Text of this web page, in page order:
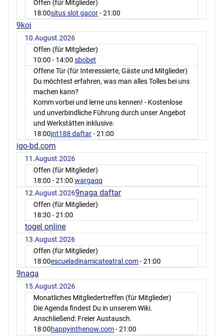
Offen (für Mitglieder)
18:00situs slot gacor- 21:00
9koi
10.August.2026
Offen (für Mitglieder)
10:00 - 14:00 sbobet
Offene Tür (für Interessierte, Gäste und Mitglieder)
Du möchtest erfahren, was man alles Tolles bei uns
machen kann?
Komm vorbei und lerne uns kennen! - Kostenlose
und unverbindliche Führung durch unser Angebot
und Werkstätten inklusive.
18:00jnt188 daftar- 21:00
igo-bd.com
11.August.2026
Offen (für Mitglieder)
18:00 - 21:00 wargaqq
12.August.20269naga daftar
Offen (für Mitglieder)
18:30 - 21:00
togel online
13.August.2026
Offen (für Mitglieder)
18:00escueladinamicateatral.com- 21:00
9naga
15.August.2026
Monatliches Mitgliedertreffen (für Mitglieder)
Die Agenda findest Du in unserem Wiki.
Anschließend: Freier Austausch.
18:00happyinthenow.com- 21:00